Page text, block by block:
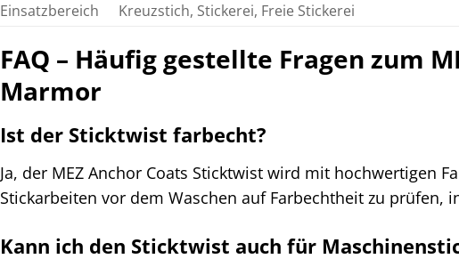
Einsatzbereich
Kreuzstich, Stickerei, Freie Stickerei
FAQ – Häufig gestellte Fragen zum
Marmor
Ist der Sticktwist farbecht?
Ja, der MEZ Anchor Coats Sticktwist wird mit hochwertigen
Stickarbeiten vor dem Waschen auf Farbechtheit zu
Kann ich den Sticktwist auch für